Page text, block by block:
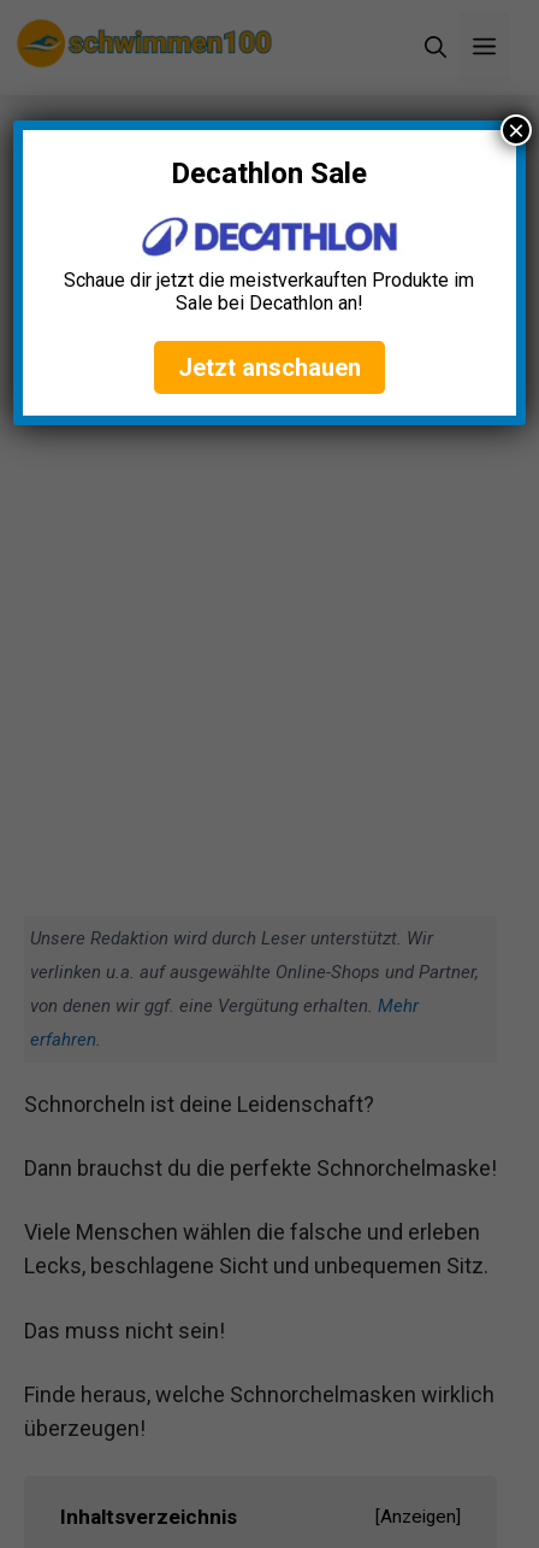
Zum
Inhalt
Startseite»Blog»Schnorchel Maske Test: Die 5
besten (Bestenliste)
Schnorchel Maske Test: Die 5
besten (Bestenliste)
April 23, 2025
Unsere Redaktion wird durch Leser unterstützt. Wir
verlinken u.a. auf ausgewählte Online-Shops und Partner,
von denen wir ggf. eine Vergütung erhalten. Mehr
erfahren.
Schnorcheln ist deine Leidenschaft?
Dann brauchst du die perfekte Schnorchelmaske!
Viele Menschen wählen die falsche und erleben
Lecks, beschlagene Sicht und unbequemen Sitz.
Das muss nicht sein!
Finde heraus, welche Schnorchelmasken wirklich
überzeugen!
Inhaltsverzeichnis [Anzeigen]
Decathlon Sale
Schaue dir jetzt die meistverkauften Produkte im
Sale bei Decathlon an!
Jetzt anschauen
×